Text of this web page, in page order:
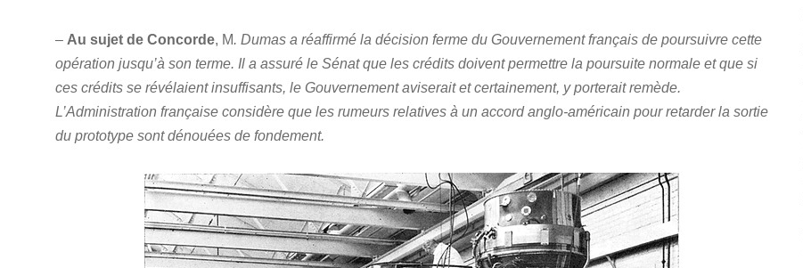
– Au sujet de Concorde, M. Dumas a réaffirmé la décision ferme du Gouvernement français de poursuivre cette
opération jusqu’à son terme. Il a assuré le Sénat que les crédits doivent permettre la poursuite normale et que si
ces crédits se révélaient insuffisants, le Gouvernement aviserait et certainement, y porterait remède.
L’Administration française considère que les rumeurs relatives à un accord anglo-américain pour retarder la sortie
du prototype sont dénouées de fondement.